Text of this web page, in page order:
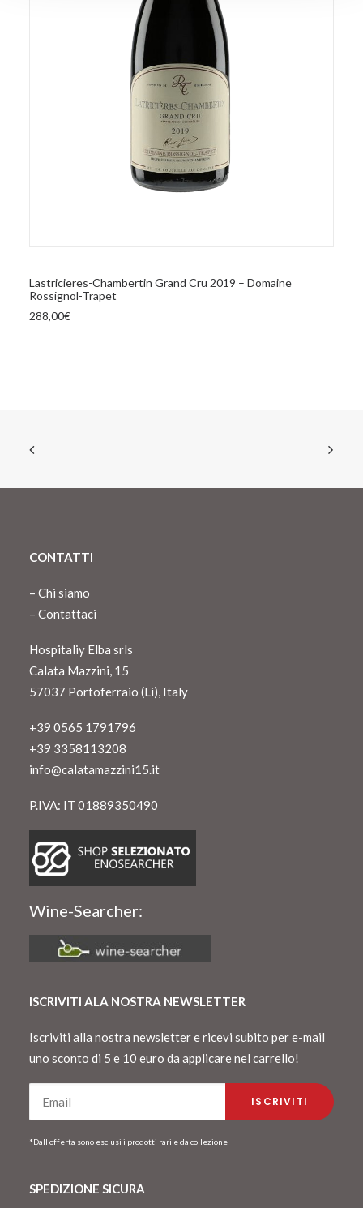
analizzare il nostro traffico. Condividiamo inoltre
informazioni sul modo in cui utilizza il nostro sito con i
nostri partner che si occupano di analisi dei dati web,
pubblicità e social media, i quali potrebbero combinarle
con altre informazioni che ha fornito loro o che hanno
raccolto dal suo utilizzo dei loro servizi.
Lastricieres-Chambertin Grand Cru 2019 – Domaine
Rossignol-Trapet
288,00€
CONTATTI
– Chi siamo
– Contattaci
Hospitaliy Elba srls
Calata Mazzini, 15
57037 Portoferraio (Li), Italy
+39 0565 1791796
+39 3358113208
info@calatamazzini15.it
P.IVA: IT 01889350490
Wine-Searcher:
ISCRIVITI ALA NOSTRA NEWSLETTER
Iscriviti alla nostra newsletter e ricevi subito per e-mail
uno sconto di 5 e 10 euro da applicare nel carrello!
*Dall’offerta sono esclusi i prodotti rari e da collezione
SPEDIZIONE SICURA